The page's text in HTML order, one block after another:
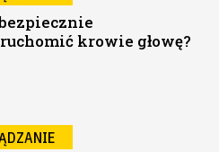
krowie głowę?